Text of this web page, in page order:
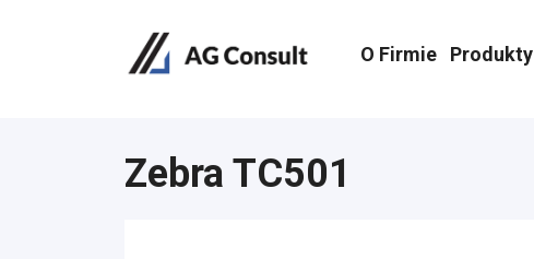
O Firmie Produkty
Zebra TC501